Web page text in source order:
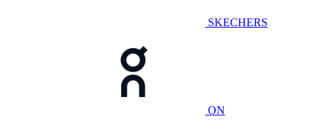
SKECHERS
ON